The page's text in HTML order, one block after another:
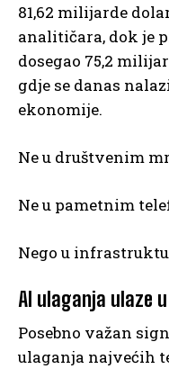
81,62 milijarde
analitičara, dok je
dosegao 75,2
gdje se danas
ekonomije.
Ne u društvenim
Ne u pametnim
Nego u
AI ulaganja ulaze
Posebno važan
ulaganja najvećih